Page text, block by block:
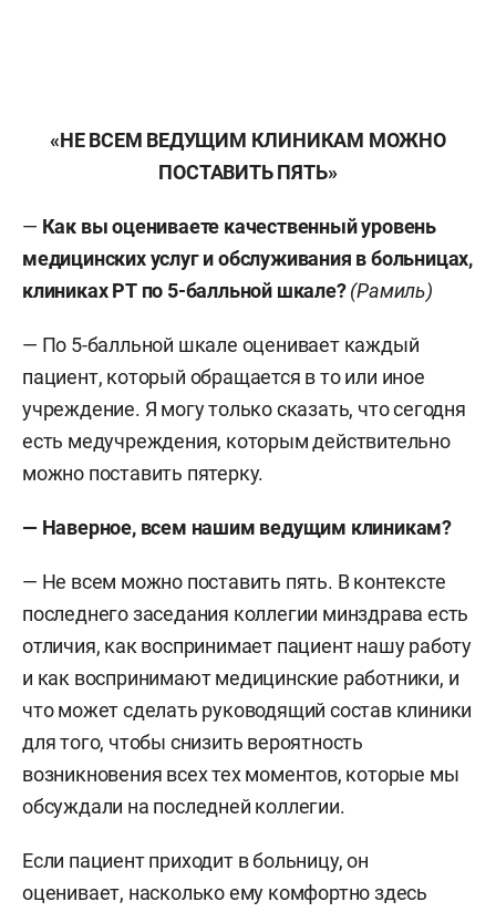
«НЕ ВСЕМ ВЕДУЩИМ КЛИНИКАМ МОЖНО
ПОСТАВИТЬ ПЯТЬ»
— Как вы оцениваете качественный уровень
медицинских услуг и обслуживания в больницах,
клиниках РТ по 5-балльной шкале? (Рамиль)
— По 5-балльной шкале оценивает каждый
пациент, который обращается в то или иное
учреждение. Я могу только сказать, что сегодня
есть медучреждения, которым действительно
можно поставить пятерку.
— Наверное, всем нашим ведущим клиникам?
— Не всем можно поставить пять. В контексте
последнего заседания коллегии минздрава есть
отличия, как воспринимает пациент нашу работу
и как воспринимают медицинские работники, и
что может сделать руководящий состав клиники
для того, чтобы снизить вероятность
возникновения всех тех моментов, которые мы
обсуждали на последней коллегии.
Если пациент приходит в больницу, он
оценивает, насколько ему комфортно здесь